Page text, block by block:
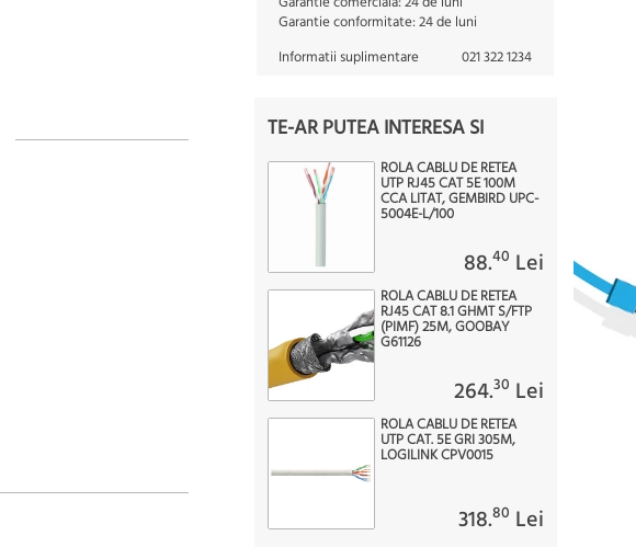
Garantie conformitate:24 de luni
Informatii suplimentare
021 322 1234
TE-AR PUTEA INTERESA SI
ROLA CABLU DE RETEA
UTP RJ45 CAT 5E 100M
CCA LITAT, GEMBIRD UPC-
5004E-L/100
88.40 Lei
ROLA CABLU DE RETEA
RJ45 CAT 8.1 GHMT S/FTP
(PIMF) 25M, GOOBAY
G61126
264.30 Lei
ROLA CABLU DE RETEA
UTP CAT. 5E GRI 305M,
LOGILINK CPV0015
318.80 Lei